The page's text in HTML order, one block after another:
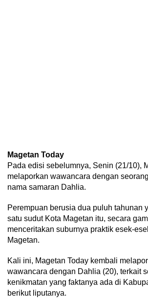
Magetan Today
Pada edisi sebelumnya, Senin (21/10),
melaporkan wawancara dengan
nama samaran Dahlia.
Perempuan berusia dua puluh tahunan
satu sudut Kota Magetan itu, secara
menceritakan suburnya praktik esek-
Magetan.
Kali ini, Magetan Today kembali
wawancara dengan Dahlia (20), terkait
kenikmatan yang faktanya ada di
berikut liputanya.